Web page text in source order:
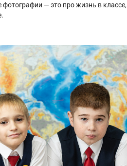
— это про жизнь в